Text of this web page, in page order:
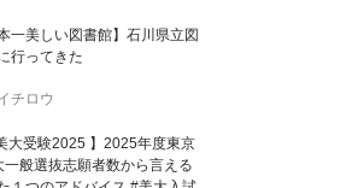
本一美しい図書館】石川県立図
行ってきた
チロウ
大受験2025 】2025年度東京
一般選抜志願者数から言える